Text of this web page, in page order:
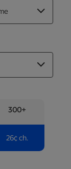
300+
26¢ch.